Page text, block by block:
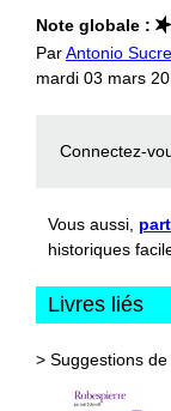
Note globale :
ParAntonio Sucre
mardi 03 mars
Connectez-
Vous aussi,
historiques
Livres liés
> Suggestions